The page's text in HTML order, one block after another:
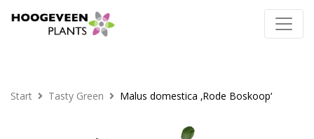
Start Tasty Green Malus domestica ‚Rode Boskoop‘